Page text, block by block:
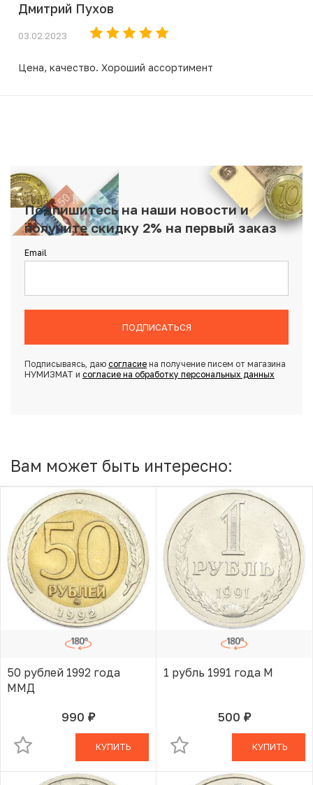
Дмитрий Пухов
03.02.2023
Цена, качество. Хороший ассортимент
Подпишитесь на наши новости и
получите скидку 2% на первый заказ
Email
ПОДПИСАТЬСЯ
Подписываясь, даю согласиена получение писем от магазина
НУМИЗМАТ и согласие на обработку персональных данных
Вам может быть интересно:
50 рублей 1992 года
ММД
990 руб.
В КОРЗИНЕ
КУПИТЬ
1 рубль 1991 года М
500 руб.В КОРЗИНЕ
КУПИТЬ